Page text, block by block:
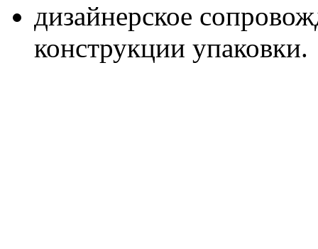
дизайнерское
конструкции упаковки.